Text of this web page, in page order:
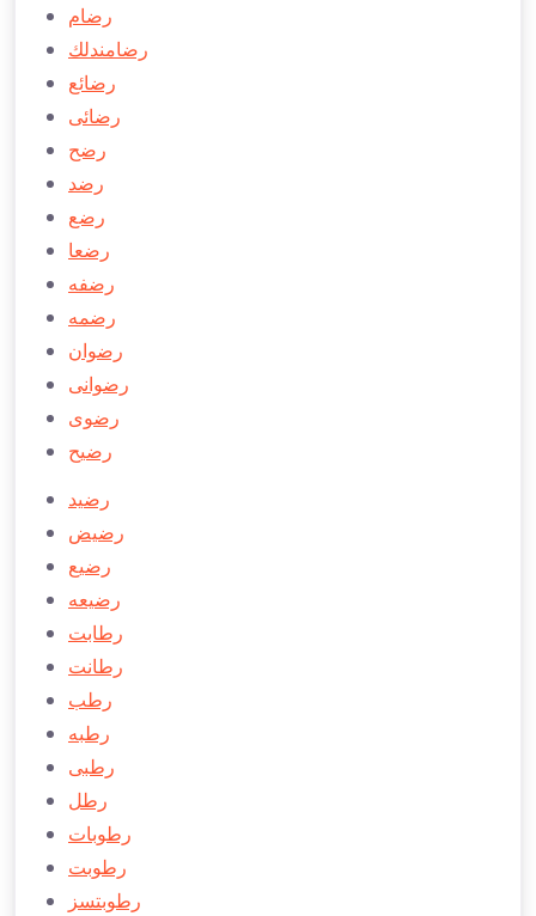
رضام
رضامندلك
رضائع
رضائی
رضح
رضد
رضع
رضعا
رضفه
رضمه
رضوان
رضوانی
رضوی
رضيح
رضید
رضیض
رضيع
رضيعه
رطابت
رطانت
رطب
رطبه
رطبی
رطل
رطوبات
رطوبت
رطوبتسز